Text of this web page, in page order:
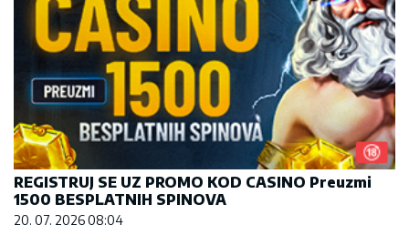
REGISTRUJ SE UZ PROMO KOD CASINO Preuzmi
1500 BESPLATNIH SPINOVA
20. 07. 2026 08:04